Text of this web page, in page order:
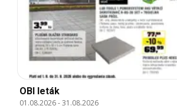
OBI leták
01.08.2026-31.08.2026